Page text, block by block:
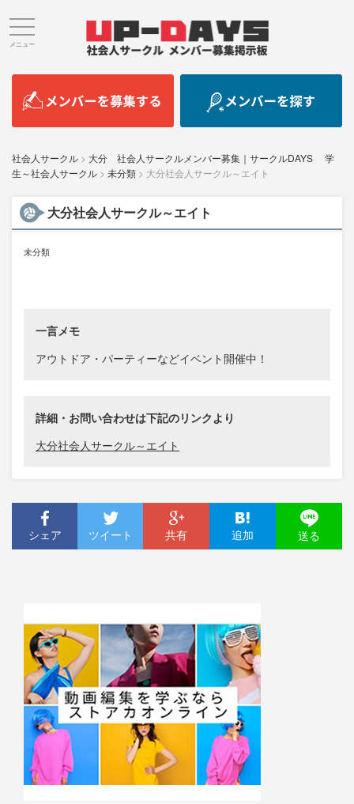
メニュー
社会人サークル > 大分 社会人サークルメンバー募集｜サークルDAYS 学
生～社会人サークル > 未分類 > 大分社会人サークル～エイト
大分社会人サークル～エイト
未分類
一言メモ
アウトドア・パーティーなどイベント開催中！
詳細・お問い合わせは下記のリンクより
大分社会人サークル～エイト
シェア ツイート 共有 追加 送る